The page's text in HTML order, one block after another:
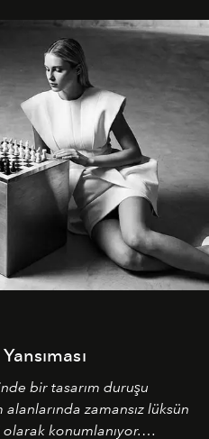
bir tasarım duruşu
alanlarında zamansız lüksün
konumlanıyor.